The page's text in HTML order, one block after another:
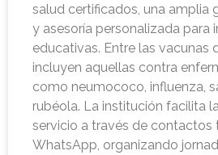
salud certificados, una amplia
y asesoría personalizada para
educativas. Entre las vacunas
incluyen aquellas contra
como neumococo, influenza,
rubéola. La institución facilita
servicio a través de contactos
WhatsApp, organizando